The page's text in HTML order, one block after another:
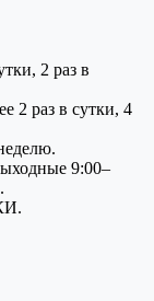
2 раз в
2 раз в сутки, 4
9:00–